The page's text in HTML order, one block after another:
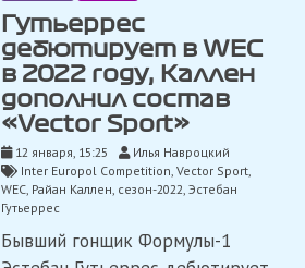
Гутьеррес
дебютирует в WEC
в 2022 году, Каллен
дополнил состав
«Vector Sport»
12 января, 15:25
Илья Навроцкий
Inter Europol Competition Vector Sport,
WEC, Райан Каллен сезон-2022 Эстебан
Гутьеррес
Бывший гонщик Формулы-1